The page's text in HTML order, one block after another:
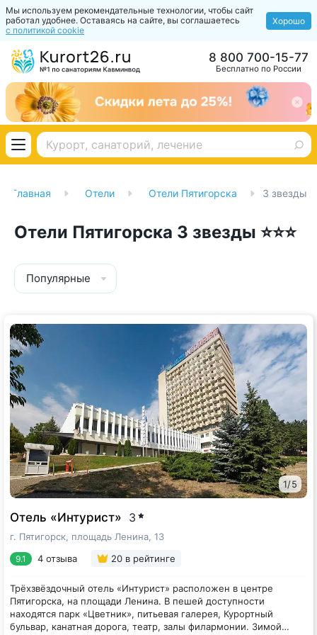
Мы используем рекомендательные технологии, чтобы сайт
работал удобнее. Оставаясь на сайте, вы соглашаетесь
с политикой cookie
Хорошо
Бесплатно по России
8 800 700-15-77
Главная Отели Отели Пятигорска 3 звезды
Отели Пятигорска 3 звезды ⭐⭐⭐
Популярные
1/5
Отель «Интурист» 3
г. Пятигорск, площадь Ленина, 13
9.1 4 отзыва 20 в рейтинге
Трёхзвёздочный отель «Интурист» расположен в центре
Пятигорска, на площади Ленина. В пешей доступности
находятся парк «Цветник», питьевая галерея, Курортный
бульвар, канатная дорога, театр, залы филармонии. Зимой